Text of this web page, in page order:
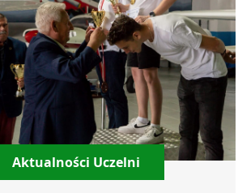
Aktualności Uczelni